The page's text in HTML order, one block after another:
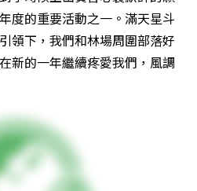
度的重要活動之一。滿天星斗
領下，我們和林場周圍部落好
新的一年繼續疼愛我們，風調